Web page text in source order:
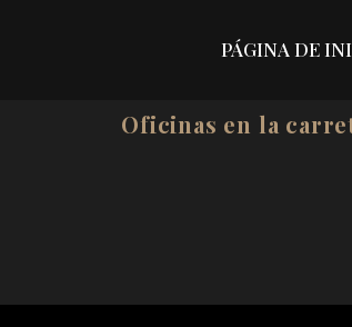
PÁGINA DE
Oficinas en la